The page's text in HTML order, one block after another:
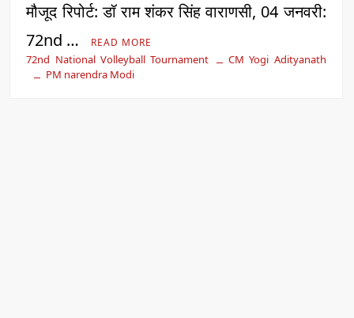
मौजूद रिपोर्ट: डॉ राम शंकर सिंह वाराणसी, 04 जनवरी:
72nd …
READ MORE
72nd National Volleyball Tournament
CM Yogi Adityanath
PM narendra Modi